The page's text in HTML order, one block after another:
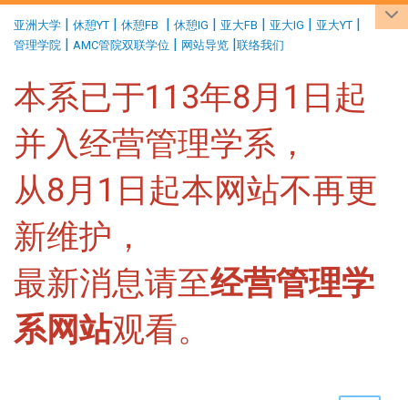
亚洲大学 | 休憩YT | 休憩FB | 休憩IG | 亚大FB | 亚大IG | 亚大YT |
管理学院 | AMC管院双联学位 | 网站导览 |联络我们
本系已于113年8月1日起
并入经营管理学系，
从8月1日起本网站不再更
新维护，
最新消息请至经营管理学
系网站观看。